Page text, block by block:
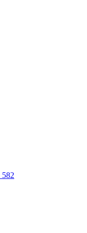
582